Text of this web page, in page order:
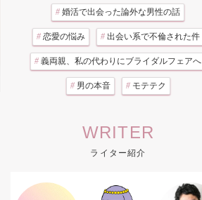
# 婚活で出会った論外な男性の話
# 恋愛の悩み # 出会い系で不倫された件
# 義両親、私の代わりにブライダルフェアへ
# 男の本音 # モテテク
WRITER
ライター紹介